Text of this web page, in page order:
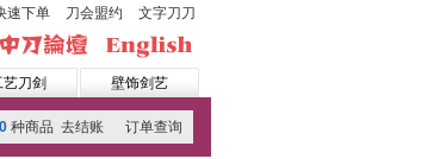
速下单 刀会盟约 文字刀刀
艺刀剑 壁饰剑艺
0 种商品 去结账 订单查询